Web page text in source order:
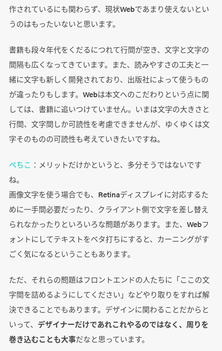
作されているにも関わらず、現状Webであまり使えないとい
うのはもったいないと思います。
書籍も段々年代をくだるにつれて行間が空き、文字と文字の
間隔も広くなってきています。また、読みやすさの工夫と一
緒に文字も新しく開発されており、出版社によって使うもの
が違ったりもします。Webは本文へのこだわりという点に関
しては、書籍に追いつけていません。いまは文字の大きさと
行間、文字間しか可読性を考慮できませんが、ゆくゆくは文
字そのものの可読性も考えていきたいですね。
ぺちこ ：メリットだけかというと、多分そうではないです
ね。
画像文字を使う場合でも、Retinaディスプレイに対応するた
めに一手間必要だったり、クライアント側で文字を差し替え
られなかったりといろいろな問題があります。また、Webフ
ォントにしてテキストをベタ打ちにすると、カーニングがす
ごく気になるということもあります。
ただ、それらの問題はフロントエンドの人たちに「ここの文
字間を詰めるようにしてください」などやり取りをすれば解
決できることでもあります。デザインに関わることだからと
いって、 デザイナーだけであれこれやるのではなく、周りを
巻き込むことも大事だなと思っています。